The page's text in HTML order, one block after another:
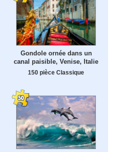
Gondole ornée dans un
canal paisible, Venise, Italie
150 pièce Classique